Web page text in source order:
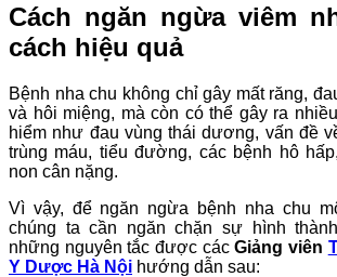
Cách ngăn ngừa viêm
cách hiệu quả
Bệnh nha chu không chỉ gây mất răng,
và hôi miệng, mà còn có thể gây ra
hiểm như đau vùng thái dương, vấn đề
trùng máu, tiểu đường, các bệnh hô
non cân nặng.
Vì vậy, để ngăn ngừa bệnh nha chu
chúng ta cần ngăn chặn sự hình
những nguyên tắc được cácGiảng viên
Y Dược Hà Nội hướng dẫn sau: